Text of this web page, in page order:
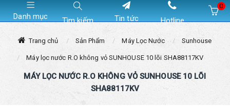
Danh mục Tìm kiếm Tin tức Hotline
0
Trang chủ Sản Phẩm Máy Lọc Nước Sunhouse
Máy lọc nước R.O không vỏ SUNHOUSE 10 lõi SHA88117KV
MÁY LỌC NƯỚC R.O KHÔNG VỎ SUNHOUSE 10 LÕI
SHA88117KV